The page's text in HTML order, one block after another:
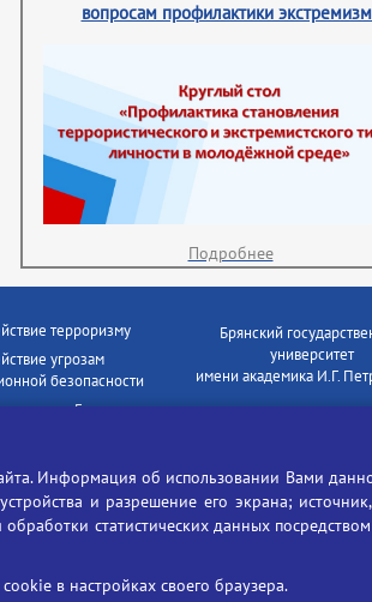
вопросам профилактики
Подробнее
терроризму
угрозам
безопасности
ролики - Генеральная
наркотиков
Брянский
университет
имени академика И.Г.
Телефон: +7(4832)58-
Информация об использовании Вами
и разрешение его экрана;
статистических данных
в настройках своего браузера.